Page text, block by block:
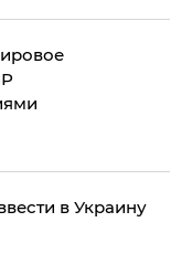
в Украину